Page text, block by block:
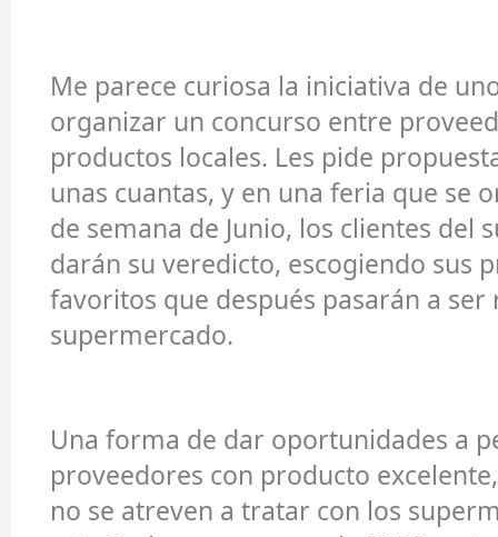
Me parece curiosa la iniciativa de
organizar un concurso entre
productos locales. Les pide
unas cuantas, y en una feria que se
de semana de Junio, los clientes del
darán su veredicto, escogiendo sus
favoritos que después pasarán a ser
supermercado.
Una forma de dar oportunidades a
proveedores con producto
no se atreven a tratar con los